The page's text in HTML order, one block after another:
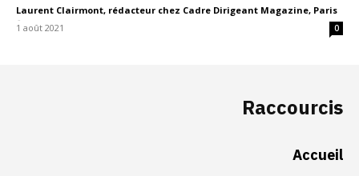
Laurent Clairmont, rédacteur chez Cadre Dirigeant Magazine, Paris
-
1 août 2021 0
Raccourcis
Accueil